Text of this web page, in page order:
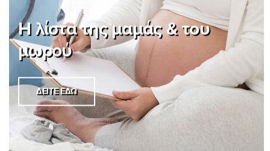
H λίστα της μαμάς & του
μωρού
ΔΕΊΤΕ ΕΔΏ